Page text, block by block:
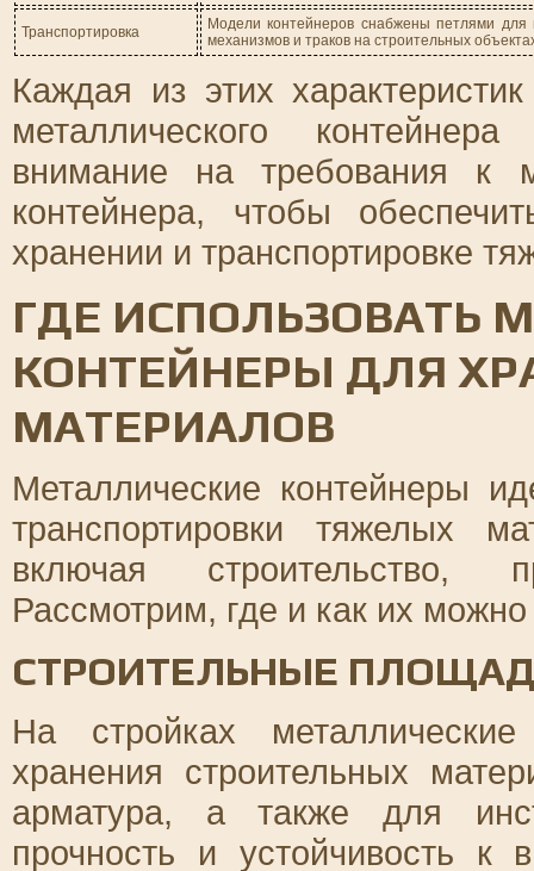
Транспортировка
Модели контейнеров снабжены петлями
механизмов и траков на строительных
Каждая из этих
металлического
внимание на требования к
контейнера, чтобы
хранении и транспортировке
ГДЕ ИСПОЛЬЗОВАТЬ
КОНТЕЙНЕРЫ ДЛЯ
МАТЕРИАЛОВ
Металлические контейнеры
транспортировки тяжелых
включая строительство,
Рассмотрим, где и как их
СТРОИТЕЛЬНЫЕ
На стройках
хранения строительных
арматура, а также для
прочность и устойчивость к